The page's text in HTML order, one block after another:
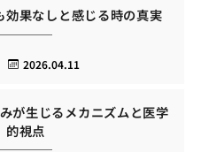
効果なしと感じる時の真実
2026.04.11
が生じるメカニズムと医学
的視点